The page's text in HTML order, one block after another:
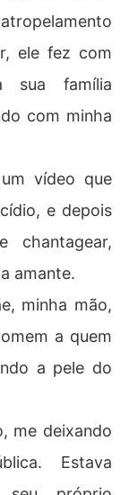
queimar seu m
ele fez com
sua família
com minha
vídeo que
e depois
amante.
minha mão,
a quem
a pele do
me deixando
Estava